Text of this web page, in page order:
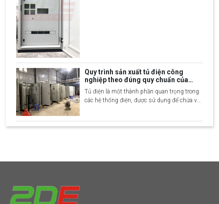
Quy trình sản xuất tủ điện công
nghiệp theo đúng quy chuẩn của
xưởng
Tủ điện là một thành phần quan trọng trong
các hệ thống điện, được sử dụng để chứa và
soát và phân phối dòng điện trong các tòa